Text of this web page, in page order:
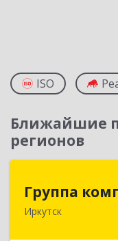
ISO
Ближайшие
регионов
Группа
Иркутск664007,